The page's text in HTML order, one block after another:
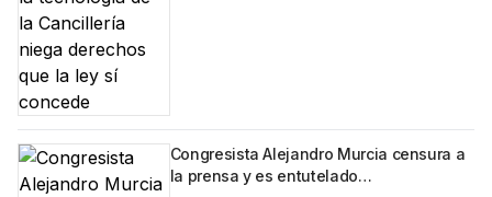
Congresista Alejandro Murcia censura a
la prensa y es entutelado…